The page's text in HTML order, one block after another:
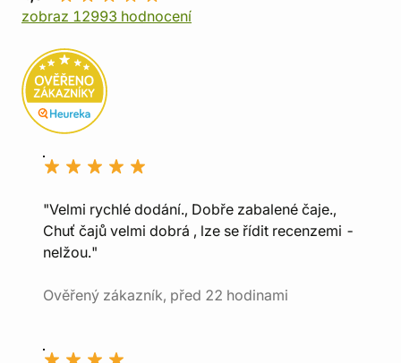
zobraz 12993 hodnocení
"Velmi rychlé dodání., Dobře zabalené čaje.,
Chuť čajů velmi dobrá , lze se řídit recenzemi -
nelžou."
Ověřený zákazník, před 22 hodinami